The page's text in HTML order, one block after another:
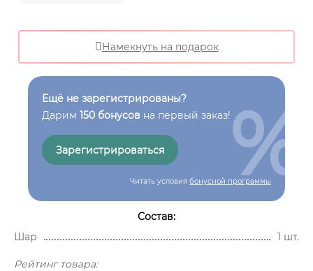
Намекнуть на подарок
Ещё не зарегистрированы?
Дарим 150 бонусов на первый заказ!
Зарегистрироваться
Читать условия бонусной программы
%
Состав:
Шар
1 шт.
Рейтинг товара: